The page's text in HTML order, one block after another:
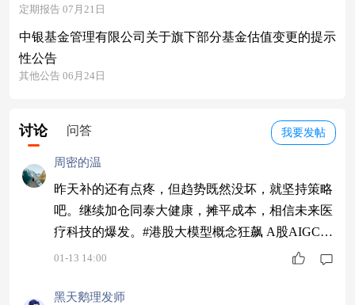
定期报告 07月21日
中银基金管理有限公司关于旗下部分基金估值变更的提示
性公告
其他公告 06月24日
我要发帖
讨论 问答
周密的温
昨天补的还有点疼，但趋势既然没坏，就坚持策略
吧。继续加仓同泰大健康，摊平成本，相信未来医
疗科技的爆发。#港股大模型概念狂飙 A股AIGC和
算力股活跃#
01-13 14:00
黑天鹅理发师